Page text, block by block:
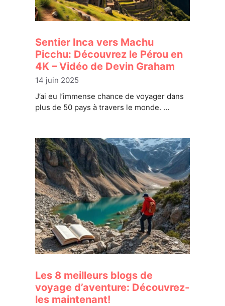
Sentier Inca vers Machu
Picchu: Découvrez le Pérou en
4K – Vidéo de Devin Graham
14 juin 2025
J’ai eu l’immense chance de voyager dans
plus de 50 pays à travers le monde. …
Les 8 meilleurs blogs de
voyage d’aventure: Découvrez-
les maintenant!